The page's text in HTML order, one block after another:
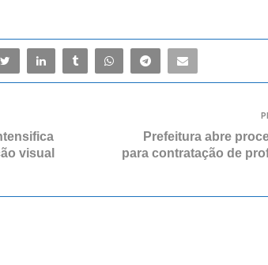
visual
Prefeitura abre
para contratação de